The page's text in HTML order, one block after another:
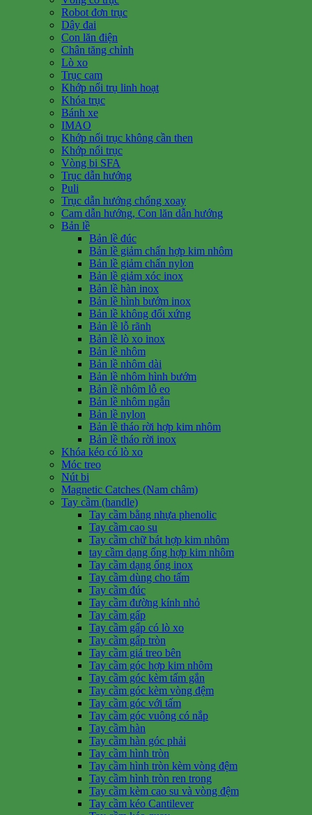
Robot đơn trục
Dây đai
Con lăn điện
Chân tăng chỉnh
Lò xo
Trục cam
Khớp nối trụ linh hoạt
Khóa trục
Bánh xe
IMAO
Khớp nối trục không cần then
Khớp nối trục
Vòng bi SFA
Trục dẫn hướng
Puli
Trục dẫn hướng chống xoay
Cam dẫn hướng, Con lăn dẫn hướng
Bản lề
Bản lề đúc
Bản lề giảm chấn hợp kim nhôm
Bản lề giảm chấn nylon
Bản lề giảm xóc inox
Bản lề hàn inox
Bản lề hình bướm inox
Bản lề không đối xứng
Bản lề lỗ rãnh
Bản lề lò xo inox
Bản lề nhôm
Bản lề nhôm dài
Bản lề nhôm hình bướm
Bản lề nhôm lỗ eo
Bản lề nhôm ngắn
Bản lề nylon
Bản lề tháo rời hợp kim nhôm
Bản lề tháo rời inox
Khóa kéo có lò xo
Móc treo
Nút bi
Magnetic Catches (Nam châm)
Tay cầm (handle)
Tay cầm bằng nhựa phenolic
Tay cầm cao su
Tay cầm chữ bát hợp kim nhôm
tay cầm dạng ống hợp kim nhôm
Tay cầm dạng ống inox
Tay cầm dùng cho tấm
Tay cầm đúc
Tay cầm đường kính nhỏ
Tay cầm gấp
Tay cầm gấp có lò xo
Tay cầm gấp tròn
Tay cầm giá treo bên
Tay cầm góc hợp kim nhôm
Tay cầm góc kèm tấm gắn
Tay cầm góc kèm vòng đệm
Tay cầm góc với tấm
Tay cầm góc vuông có nắp
Tay cầm hàn
Tay cầm hàn góc phải
Tay cầm hình tròn
Tay cầm hình tròn kèm vòng đệm
Tay cầm hình tròn ren trong
Tay cầm kèm cao su và vòng đệm
Tay cầm kéo Cantilever